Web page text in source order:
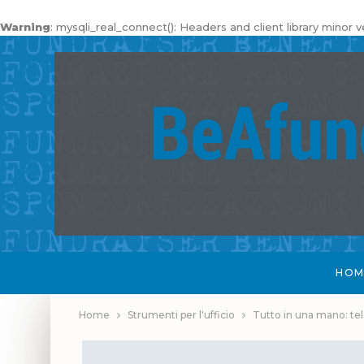
Warning: mysqli_real_connect(): Headers and client library minor
Home Strumenti per l'ufficio Tutto in una mano: